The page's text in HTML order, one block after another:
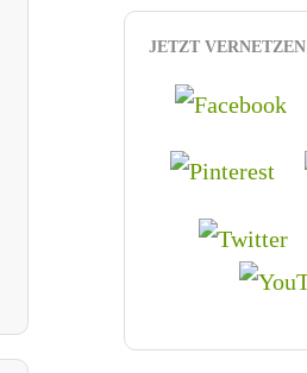
JETZT VERNETZEN